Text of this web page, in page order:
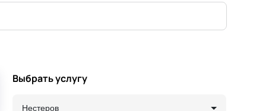
Выбрать услугу
Нестеров